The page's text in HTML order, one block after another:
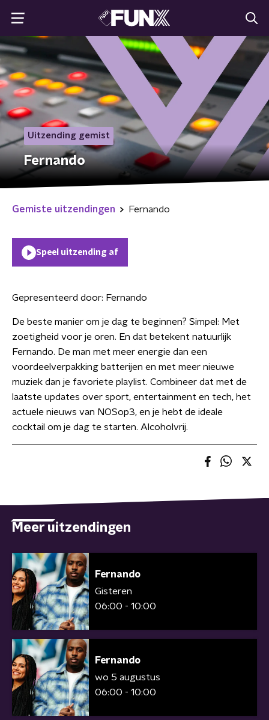
Uitzending gemist
Fernando
Gemiste uitzendingen Fernando
Speel uitzending af
Gepresenteerd door: Fernando
De beste manier om je dag te beginnen? Simpel: Met
zoetigheid voor je oren. En dat betekent natuurlijk
Fernando. De man met meer energie dan een
voordeelverpakking batterijen en met meer nieuwe
muziek dan je favoriete playlist. Combineer dat met de
laatste updates over sport, entertainment en tech, het
actuele nieuws van NOSop3, en je hebt de ideale
cocktail om je dag te starten. Alcoholvrij.
Meer uitzendingen
Fernando
Gisteren
06:00 - 10:00
Fernando
wo 5 augustus
06:00 - 10:00